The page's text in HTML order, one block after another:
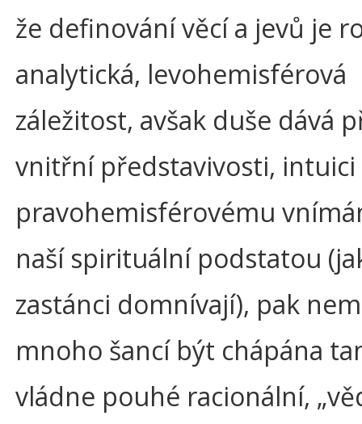
že definování věcí a jevů je
analytická, levohemisférová
záležitost, avšak duše dává
vnitřní představivosti, intuici
pravohemisférovému
naší spirituální podstatou
zastánci domnívají), pak
mnoho šancí být chápána
vládne pouhé racionální,